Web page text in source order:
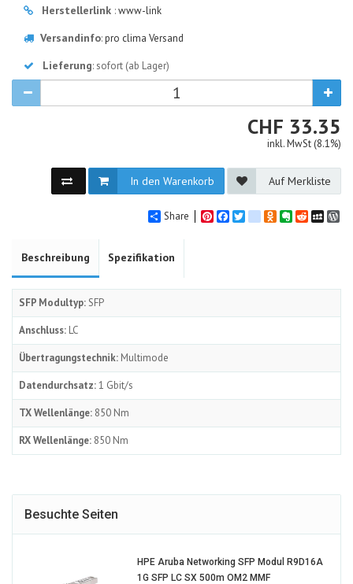
Herstellerlink :www-link
Versandinfo:pro clima Versand
Lieferung: sofort (ab Lager)
CHF CHF
33.35
inkl. MwSt (8.1%)
In den Warenkorb Auf Merkliste
Share PinterestFacebook
Twittergoogle_bookmarks
Odnoklassniki
Evernote
Reddit
Beschreibung Spezifikation
SFP Modultyp: SFP
Anschluss: LC
Übertragungstechnik: Multimode
Datendurchsatz:1 Gbit/s
TX Wellenlänge: 850 Nm
RX Wellenlänge: 850 Nm
Besuchte Seiten
HPE Aruba Networking SFP Modul R9D16A
1G SFP LC SX 500m OM2 MMF1373184-